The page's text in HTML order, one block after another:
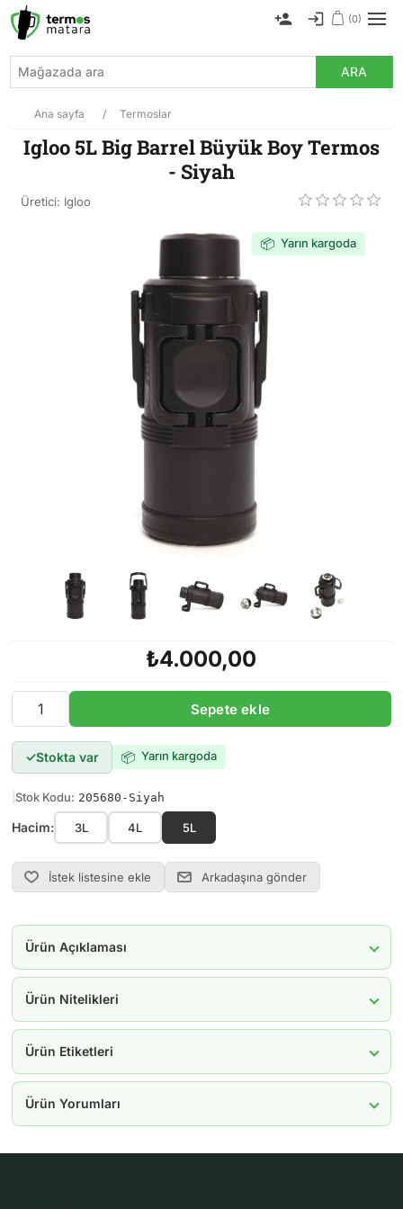
ARA
(0)
Ana sayfa / Termoslar
Igloo 5L Big Barrel Büyük Boy Termos
- Siyah
Üretici: Igloo
📦 Yarın kargoda
|Stok Kodu: 205680-Siyah
₺4.000,00
Stokta var 📦 Yarın kargoda
Hacim: 3L 4L 5L
Sepete ekle
İstek listesine ekle Arkadaşına gönder
Ürün Açıklaması
Ürün Nitelikleri
Ürün Etiketleri
Ürün Yorumları